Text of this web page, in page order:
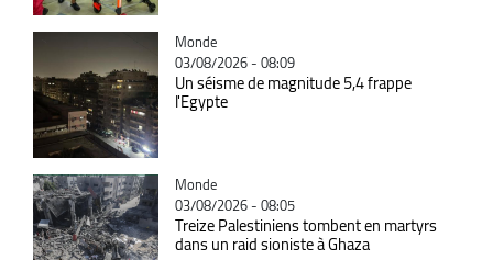
Catégorie
Monde
03/08/2026 - 08:09
Un séisme de magnitude 5,4 frappe
l'Egypte
Catégorie
Monde
03/08/2026 - 08:05
Treize Palestiniens tombent en martyrs
dans un raid sioniste à Ghaza